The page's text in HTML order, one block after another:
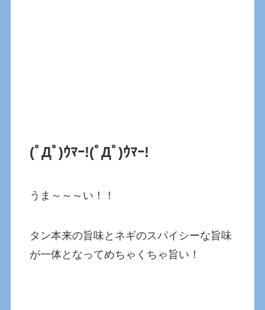
(ﾟДﾟ)ｳﾏｰ!(ﾟДﾟ)ｳﾏｰ!
うま～～～い！！
タン本来の旨味とネギのスパイシーな旨味
が一体となってめちゃくちゃ旨い！